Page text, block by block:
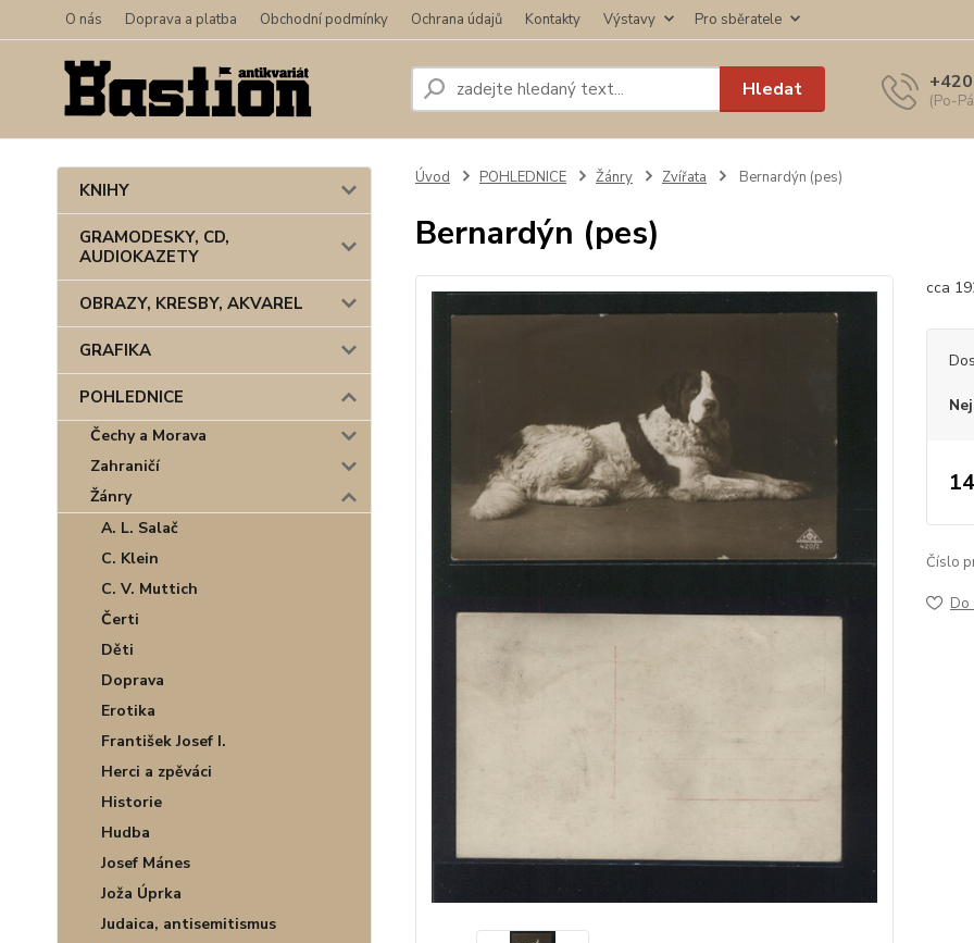
O nás Doprava a platba Obchodní podmínky Ochrana údajů Kontakty Výstavy Pro sběratele
Hledat (Po-
KNIHY
GRAMODESKY, CD,
AUDIOKAZETY
OBRAZY, KRESBY, AKVAREL
GRAFIKA
POHLEDNICE
Čechy a Morava
Zahraničí
Žánry
A. L. Salač
C. Klein
C. V. Muttich
Čerti
Děti
Doprava
Erotika
František Josef I.
Herci a zpěváci
Historie
Hudba
Josef Mánes
Joža Úprka
Judaica, antisemitismus
Úvod POHLEDNICE Žánry Zvířata Bernardýn (pes)
Bernardýn (pes)
cca
Číslo
Do